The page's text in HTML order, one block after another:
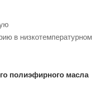
в низкотемпературном
полиэфирного масла